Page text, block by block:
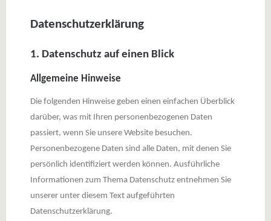
Datenschutzerklärung
1. Datenschutz auf einen Blick
Allgemeine Hinweise
Die folgenden Hinweise geben einen einfachen Überblick
darüber, was mit Ihren personenbezogenen Daten
passiert, wenn Sie unsere Website besuchen.
Personenbezogene Daten sind alle Daten, mit denen Sie
persönlich identifiziert werden können. Ausführliche
Informationen zum Thema Datenschutz entnehmen Sie
unserer unter diesem Text aufgeführten
Datenschutzerklärung.